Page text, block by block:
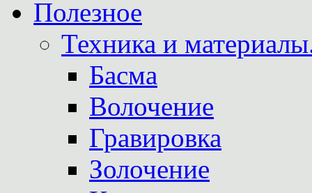
Полезное
Техника и
Басма
Волочение
Гравировка
Золочение